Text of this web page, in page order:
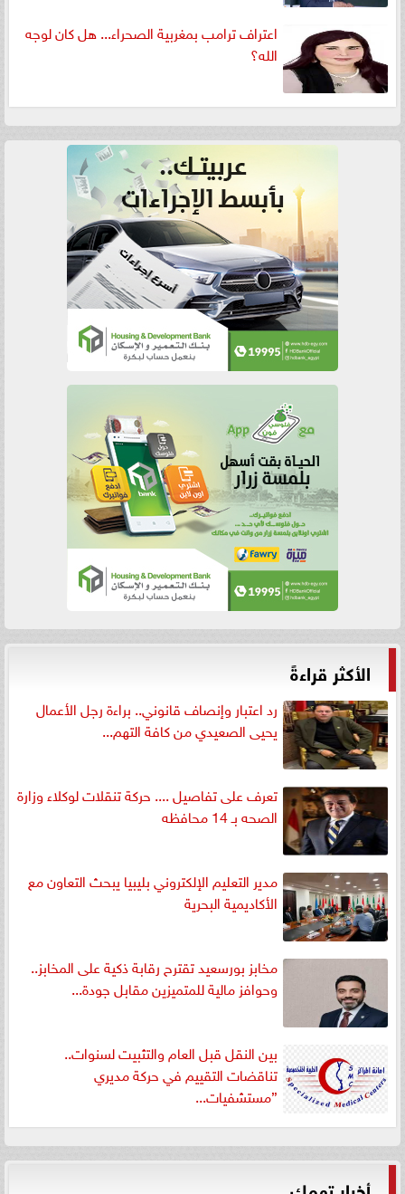
اعتراف ترامب بمغربية الصحراء... هل كان لوجه
الله؟
الأكثر قراءةً
رد اعتبار وإنصاف قانوني.. براءة رجل الأعمال
يحيى الصعيدي من كافة التهم...
تعرف على تفاصيل .... حركة تنقلات لوكلاء وزارة
الصحه بـ 14 محافظه
مدير التعليم الإلكتروني بليبيا يبحث التعاون مع
الأكاديمية البحرية
مخابز بورسعيد تقترح رقابة ذكية على المخابز..
وحوافز مالية للمتميزين مقابل جودة...
بين النقل قبل العام والتثبيت لسنوات..
تناقضات التقييم في حركة مديري
”مستشفيات...